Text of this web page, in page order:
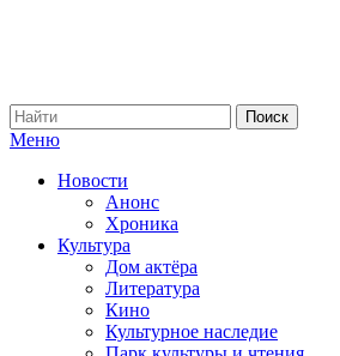
Меню
Новости
Анонс
Хроника
Культура
Дом актёра
Литература
Кино
Культурное наследие